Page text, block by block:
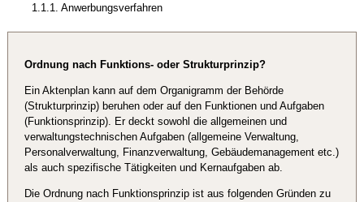
1.1.1. Anwerbungsverfahren
Ordnung nach Funktions- oder Strukturprinzip?
Ein Aktenplan kann auf dem Organigramm der Behörde
(Strukturprinzip) beruhen oder auf den Funktionen und Aufgaben
(Funktionsprinzip). Er deckt sowohl die allgemeinen und
verwaltungstechnischen Aufgaben (allgemeine Verwaltung,
Personalverwaltung, Finanzverwaltung, Gebäudemanagement etc.)
als auch spezifische Tätigkeiten und Kernaufgaben ab.
Die Ordnung nach Funktionsprinzip ist aus folgenden Gründen zu